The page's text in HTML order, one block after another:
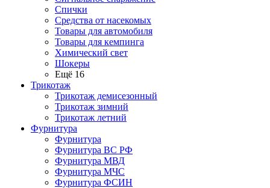
Спички
Средства от насекомых
Товары для автомобиля
Товары для кемпинга
Химический свет
Шокеры
Ещё 16
Трикотаж
Трикотаж демисезонный
Трикотаж зимний
Трикотаж летний
Фурнитура
Фурнитура
Фурнитура ВС РФ
Фурнитура МВД
Фурнитура МЧС
Фурнитура ФСИН